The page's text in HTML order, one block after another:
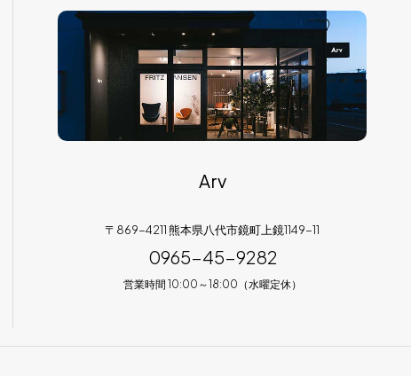
Arv
〒869-4211 熊本県八代市鏡町上鏡1149-11
0965-45-9282
営業時間 10:00～18:00（水曜定休）